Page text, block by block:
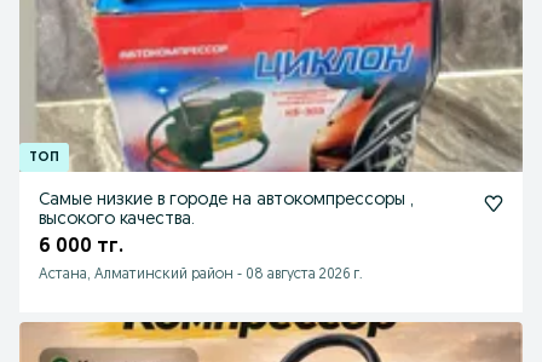
Самые низкие в городе на автокомпрессоры ,
высокого качества.
6 000 тг.
Астана, Алматинский район - 08 августа 2026 г.